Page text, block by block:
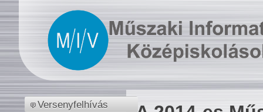
Versenyfelhívás